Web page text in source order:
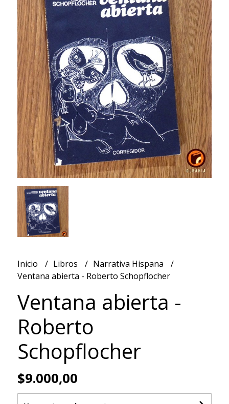
Inicio Libros
Narrativa Hispana
Ventana abierta - Roberto Schopflocher
Ventana abierta -
Roberto
Schopflocher
$9.000,00